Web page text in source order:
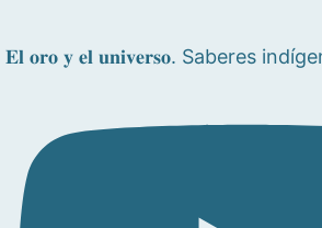
𝐄𝐥 𝐨𝐫𝐨 𝐲 𝐞𝐥 𝐮𝐧𝐢𝐯𝐞𝐫𝐬𝐨. Saberes